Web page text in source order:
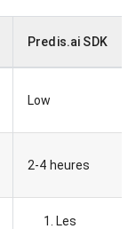
Predis.ai SDK
Low
2-4 heures
Les